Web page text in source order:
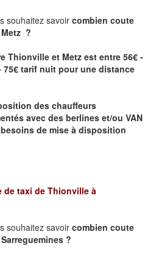
souhaitez savoir combien coute
?
Thionville et Metz est entre 56€ -
75€ tarif nuit pour une distance
des chauffeurs
avec des berlines et/ou VAN
de mise à disposition
de taxi de Thionville à
souhaitez savoir combien coute
?